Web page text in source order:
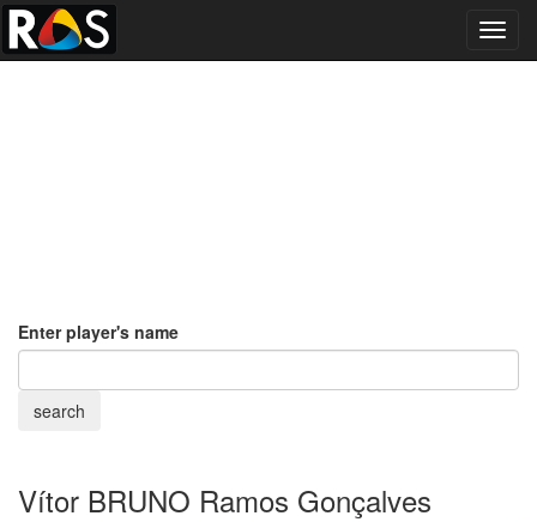
Enter player's name
Vítor BRUNO Ramos Gonçalves